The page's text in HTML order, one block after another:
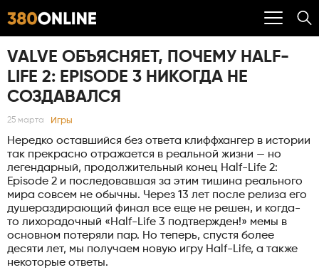
VALVE ОБЪЯСНЯЕТ, ПОЧЕМУ HALF-
LIFE 2: EPISODE 3 НИКОГДА НЕ
СОЗДАВАЛСЯ
25 марта Игры
Нередко оставшийся без ответа клиффхангер в истории
так прекрасно отражается в реальной жизни — но
легендарный, продолжительный конец Half-Life 2:
Episode 2 и последовавшая за этим тишина реального
мира совсем не обычны. Через 13 лет после релиза его
душераздирающий финал все еще не решен, и когда-
то лихорадочный «Half-Life 3 подтвержден!» мемы в
основном потеряли пар. Но теперь, спустя более
десяти лет, мы получаем новую игру Half-Life, а также
некоторые ответы.